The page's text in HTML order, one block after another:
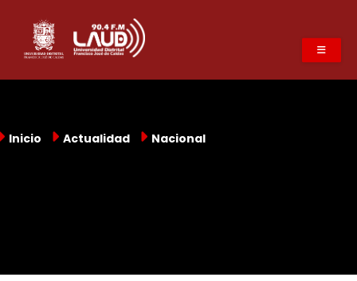
contenido
principal
Inicio Actualidad Nacional